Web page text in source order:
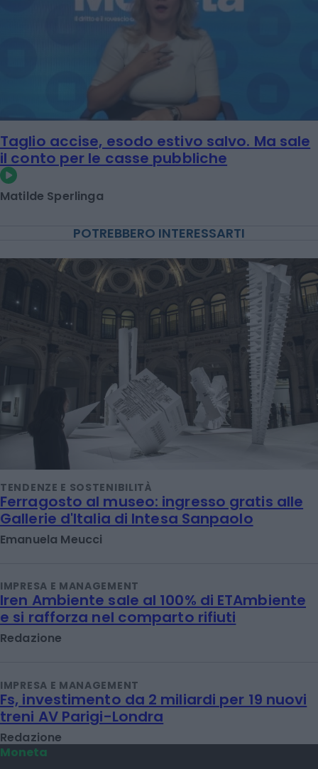
Taglio accise, esodo estivo salvo. Ma sale
il conto per le casse pubbliche
Matilde Sperlinga
POTREBBERO INTERESSARTI
TENDENZE E SOSTENIBILITÀ
Ferragosto al museo: ingresso gratis alle
Gallerie d'Italia di Intesa Sanpaolo
Emanuela Meucci
IMPRESA E MANAGEMENT
Iren Ambiente sale al 100% di ETAmbiente
e si rafforza nel comparto rifiuti
Redazione
IMPRESA E MANAGEMENT
Fs, investimento da 2 miliardi per 19 nuovi
treni AV Parigi-Londra
Redazione
Moneta